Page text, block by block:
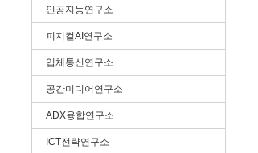
인공지능연구소
피지컬AI연구소
입체통신연구소
공간미디어연구소
ADX융합연구소
ICT전략연구소